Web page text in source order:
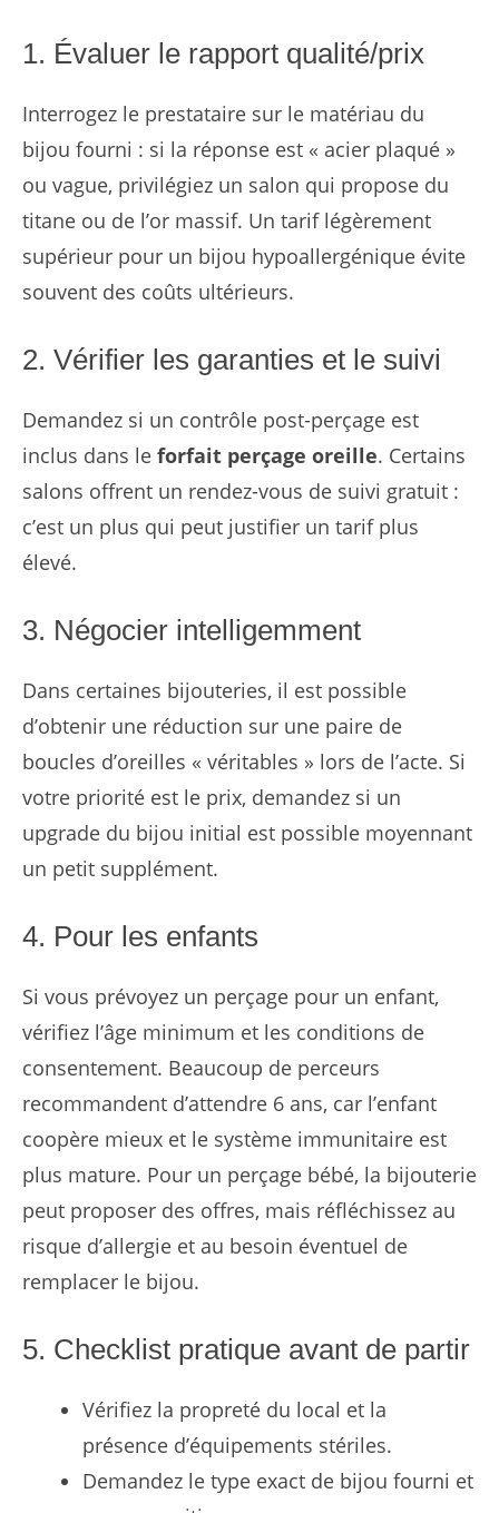
1. Évaluer le rapport qualité/prix
Interrogez le prestataire sur le matériau du
bijou fourni : si la réponse est « acier plaqué »
ou vague, privilégiez un salon qui propose du
titane ou de l’or massif. Un tarif légèrement
supérieur pour un bijou hypoallergénique évite
souvent des coûts ultérieurs.
2. Vérifier les garanties et le suivi
Demandez si un contrôle post-perçage est
inclus dans le forfait perçage oreille. Certains
salons offrent un rendez-vous de suivi gratuit :
c’est un plus qui peut justifier un tarif plus
élevé.
3. Négocier intelligemment
Dans certaines bijouteries, il est possible
d’obtenir une réduction sur une paire de
boucles d’oreilles « véritables » lors de l’acte. Si
votre priorité est le prix, demandez si un
upgrade du bijou initial est possible moyennant
un petit supplément.
4. Pour les enfants
Si vous prévoyez un perçage pour un enfant,
vérifiez l’âge minimum et les conditions de
consentement. Beaucoup de perceurs
recommandent d’attendre 6 ans, car l’enfant
coopère mieux et le système immunitaire est
plus mature. Pour un perçage bébé, la bijouterie
peut proposer des offres, mais réfléchissez au
risque d’allergie et au besoin éventuel de
remplacer le bijou.
5. Checklist pratique avant de partir
Vérifiez la propreté du local et la
présence d’équipements stériles.
Demandez le type exact de bijou fourni et